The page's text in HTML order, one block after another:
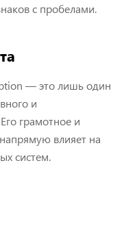
с пробелами.
— это лишь один
и
грамотное и
влияет на
систем.